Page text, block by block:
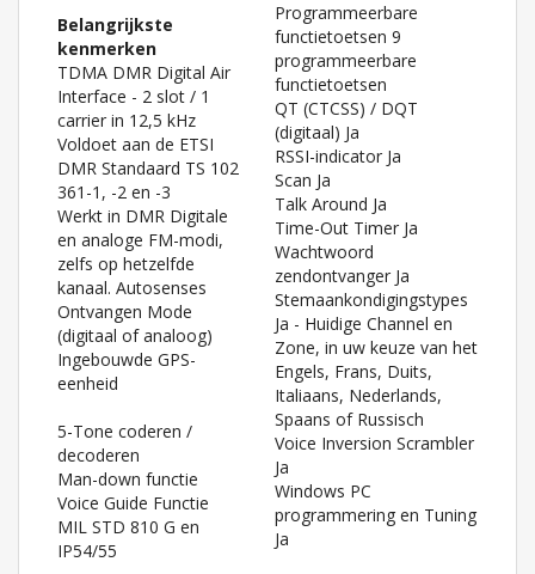
Belangrijkste
kenmerken
TDMA DMR Digital Air
Interface - 2 slot / 1
carrier in 12,5 kHz
Voldoet aan de ETSI
DMR Standaard TS 102
361-1, -2 en -3
Werkt in DMR Digitale
en analoge FM-modi,
zelfs op hetzelfde
kanaal. Autosenses
Ontvangen Mode
(digitaal of analoog)
Ingebouwde GPS-
eenheid
5-Tone coderen /
decoderen
Man-down functie
Voice Guide Functie
MIL STD 810 G en
IP54/55
Programmeerbare
functietoetsen 9
programmeerbare
functietoetsen
QT (CTCSS) / DQT
(digitaal) Ja
RSSI-indicator Ja
Scan Ja
Talk Around Ja
Time-Out Timer Ja
Wachtwoord
zendontvanger Ja
Stemaankondigingstypes
Ja - Huidige Channel en
Zone, in uw keuze van het
Engels, Frans, Duits,
Italiaans, Nederlands,
Spaans of Russisch
Voice Inversion Scrambler
Ja
Windows PC
programmering en Tuning
Ja